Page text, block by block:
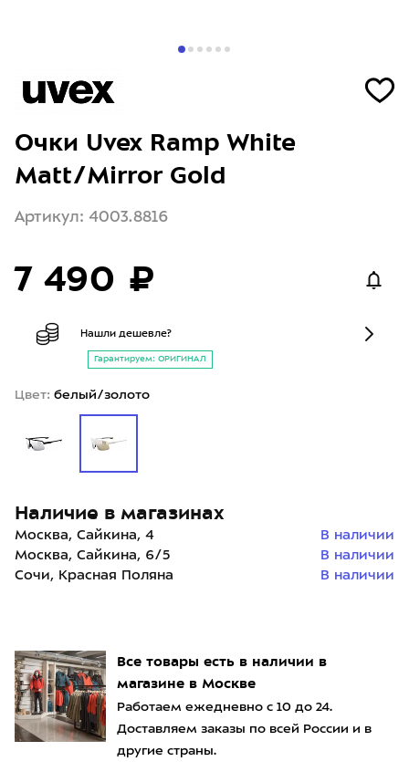
Все товары есть в наличии в
магазине в Москве
Работаем ежедневно с 10 до 24.
Доставляем заказы по всей России и в
другие страны.
Очки Uvex Ramp White
Matt/Mirror Gold
Артикул: 4003.8816
7 490 ₽
Нашли дешевле?
Гарантируем: ОРИГИНАЛ
Цвет: белый/золото
Наличие в магазинах
Москва, Сайкина, 4
В наличии
Москва, Сайкина, 6/5
В наличии
Сочи, Красная Поляна
В наличии